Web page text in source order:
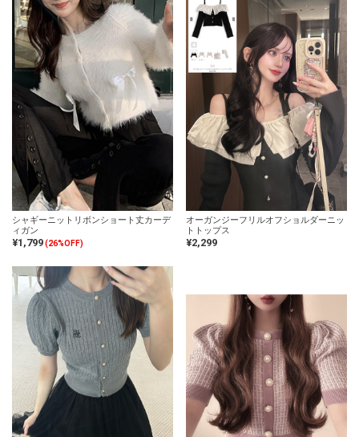
シャギーニットリボンショート丈カーデ
ィガン
¥1,799(26%OFF)
オーガンジーフリルオフショルダーニッ
トトップス
¥2,299